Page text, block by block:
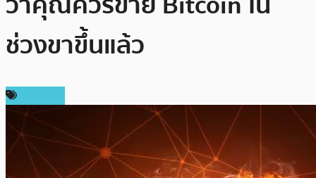
ช่วงขาขึ้นแล้ว